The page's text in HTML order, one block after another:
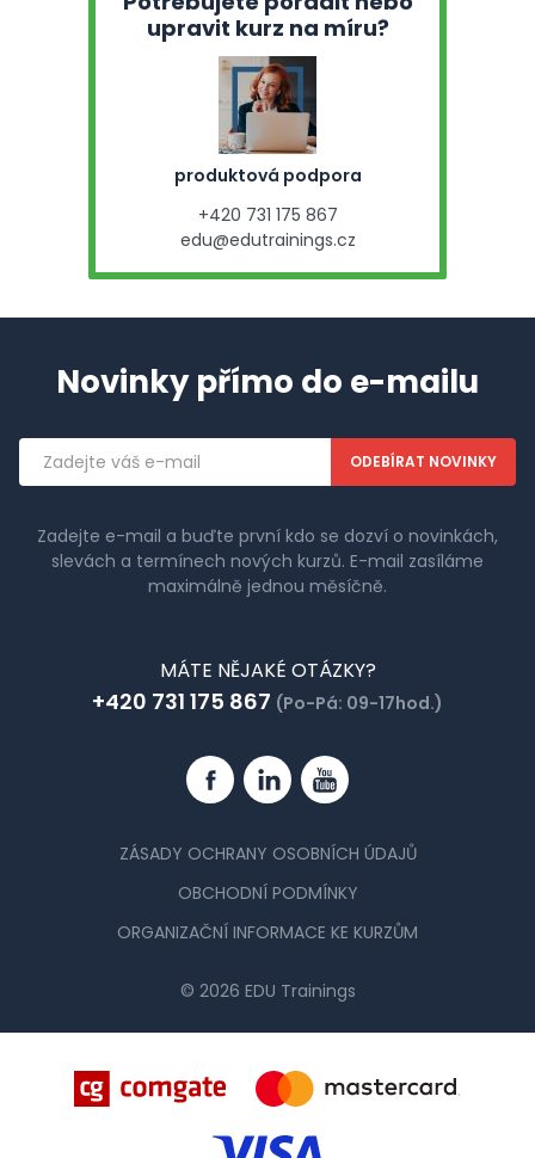
upravit kurz na míru?
produktová podpora
+420 731 175 867
edu@edutrainings.cz
Novinky přímo do e-mailu
Emailová
adresa
Zadejte e-mail a buďte první kdo se dozví o novinkách,
slevách a termínech nových kurzů. E-mail zasíláme
maximálně jednou měsíčně.
MÁTE NĚJAKÉ OTÁZKY?
+420 731 175 867 (Po-Pá: 09-17hod.)
FacebookLinkedinYouTube
ZÁSADY OCHRANY OSOBNÍCH ÚDAJŮ
OBCHODNÍ PODMÍNKY
ORGANIZAČNÍ INFORMACE KE KURZŮM
© 2026 EDU Trainings